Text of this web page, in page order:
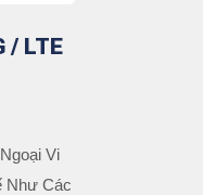
/ LTE
Vi
Như Các